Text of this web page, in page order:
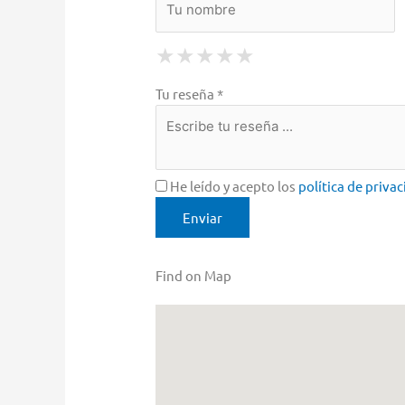
★ 1 Star
★ ★ 2 Stars
★ ★ ★ 3 Stars
★ ★ ★ ★ 4 Stars
★ ★ ★ ★ ★
Tu reseña *
He leído y acepto los política de
Find on Map